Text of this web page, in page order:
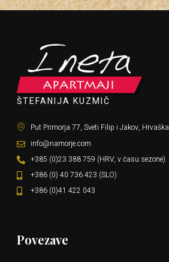
ŠTEFANIJA KUZMIČ
Put Primorja 77, Sveti Filip i Jakov, Hrvaška
info@namorje.com
+385 (0)23 388 759 (HRV, v času sezone)
+386 (0) 40 736 423 (SLO)
+386 (0)41 422 043
Povezave